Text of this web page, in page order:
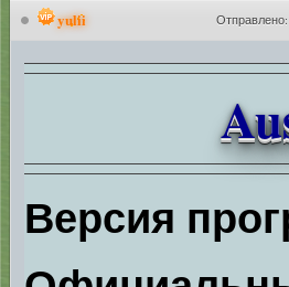
yulii Отправлено:
Версия